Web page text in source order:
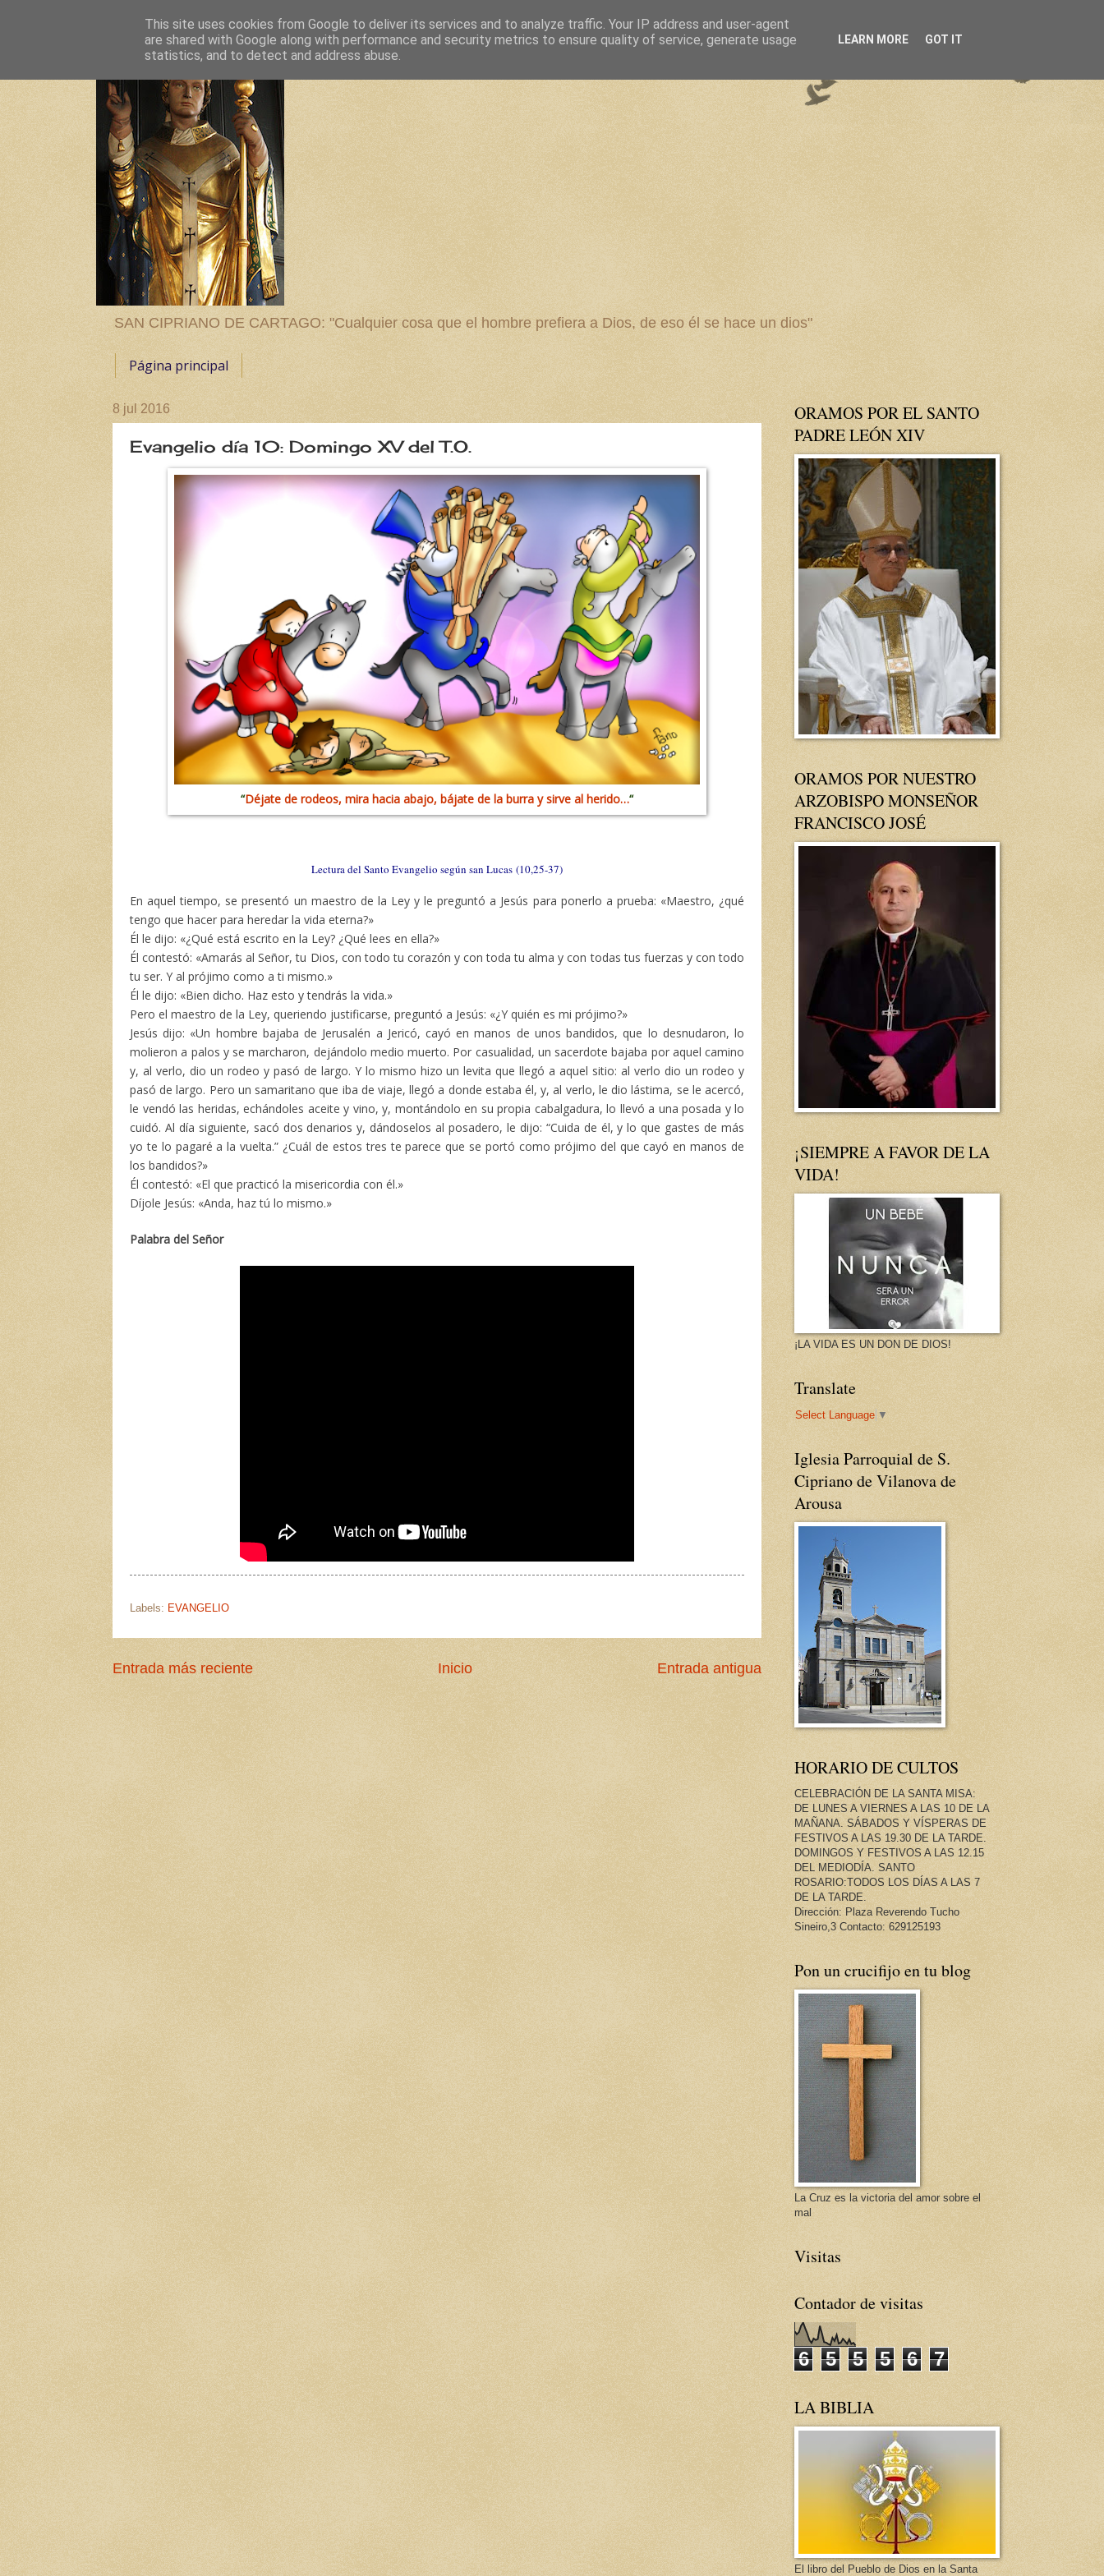
SAN CIPRIANO DE CARTAGO: "Cualquier cosa que el hombre prefiera a Dios, de eso él se hace un dios"
Página principal
8 jul 2016
Evangelio día 10: Domingo XV del T.O.
“Déjate de rodeos, mira hacia abajo, bájate de la burra y sirve al herido…“
Lectura del Santo Evangelio según san Lucas (10,25-37)
En aquel tiempo, se presentó un maestro de la Ley y le preguntó a Jesús para ponerlo a prueba: «Maestro, ¿qué
tengo que hacer para heredar la vida eterna?»
Él le dijo: «¿Qué está escrito en la Ley? ¿Qué lees en ella?»
Él contestó: «Amarás al Señor, tu Dios, con todo tu corazón y con toda tu alma y con todas tus fuerzas y con todo
tu ser. Y al prójimo como a ti mismo.»
Él le dijo: «Bien dicho. Haz esto y tendrás la vida.»
Pero el maestro de la Ley, queriendo justificarse, preguntó a Jesús: «¿Y quién es mi prójimo?»
Jesús dijo: «Un hombre bajaba de Jerusalén a Jericó, cayó en manos de unos bandidos, que lo desnudaron, lo
molieron a palos y se marcharon, dejándolo medio muerto. Por casualidad, un sacerdote bajaba por aquel camino
y, al verlo, dio un rodeo y pasó de largo. Y lo mismo hizo un levita que llegó a aquel sitio: al verlo dio un rodeo y
pasó de largo. Pero un samaritano que iba de viaje, llegó a donde estaba él, y, al verlo, le dio lástima, se le acercó,
le vendó las heridas, echándoles aceite y vino, y, montándolo en su propia cabalgadura, lo llevó a una posada y lo
cuidó. Al día siguiente, sacó dos denarios y, dándoselos al posadero, le dijo: “Cuida de él, y lo que gastes de más
yo te lo pagaré a la vuelta.” ¿Cuál de estos tres te parece que se portó como prójimo del que cayó en manos de
los bandidos?»
Él contestó: «El que practicó la misericordia con él.»
Díjole Jesús: «Anda, haz tú lo mismo.»
Palabra del Señor
Labels: EVANGELIO
Entrada más reciente Entrada antigua
Inicio
ORAMOS POR EL SANTO
PADRE LEÓN XIV
ORAMOS POR NUESTRO
ARZOBISPO MONSEÑOR
FRANCISCO JOSÉ
¡SIEMPRE A FAVOR DE LA
VIDA!
¡LA VIDA ES UN DON DE DIOS!
Translate
Select Language ▼
Iglesia Parroquial de S.
Cipriano de Vilanova de
Arousa
HORARIO DE CULTOS
CELEBRACIÓN DE LA SANTA MISA:
DE LUNES A VIERNES A LAS 10 DE LA
MAÑANA. SÁBADOS Y VÍSPERAS DE
FESTIVOS A LAS 19.30 DE LA TARDE.
DOMINGOS Y FESTIVOS A LAS 12.15
DEL MEDIODÍA. SANTO
ROSARIO:TODOS LOS DÍAS A LAS 7
DE LA TARDE.
Dirección: Plaza Reverendo Tucho
Sineiro,3 Contacto: 629125193
Pon un crucifijo en tu blog
La Cruz es la victoria del amor sobre el
mal
Visitas
Contador de visitas
6 5 5 5 6 7
LA BIBLIA
El libro del Pueblo de Dios en la Santa
This site uses cookies from Google to deliver its services and to analyze traffic. Your IP address and user-agent
are shared with Google along with performance and security metrics to ensure quality of service, generate usage
statistics, and to detect and address abuse.
LEARN MORE GOT IT